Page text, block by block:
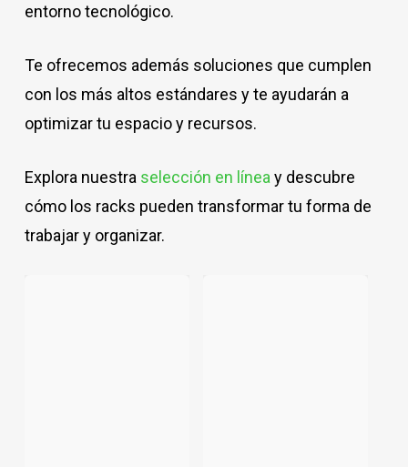
entorno tecnológico.
Te ofrecemos además soluciones que cumplen
con los más altos estándares y te ayudarán a
optimizar tu espacio y recursos.
Explora nuestra selección en línea y descubre
cómo los racks pueden transformar tu forma de
trabajar y organizar.